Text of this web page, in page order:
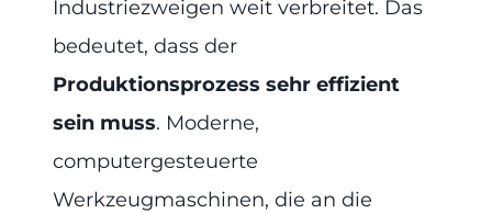
Industriezweigen weit verbreitet. Das
bedeutet, dass der
Produktionsprozess sehr effizient
sein muss. Moderne,
computergesteuerte
Werkzeugmaschinen, die an die